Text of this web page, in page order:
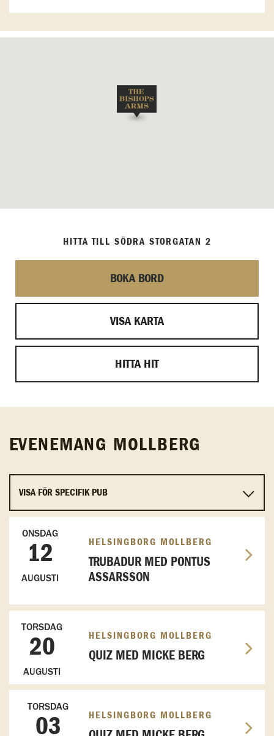
HITTA TILL SÖDRA STORGATAN 2
BOKA BORD
VISA KARTA
HITTA HIT
EVENEMANG MOLLBERG
ONSDAG
12
AUGUSTI
HELSINGBORG MOLLBERG
TRUBADUR MED PONTUS
ASSARSSON
TORSDAG
20
AUGUSTI
HELSINGBORG MOLLBERG
QUIZ MED MICKE BERG
TORSDAG
03 HELSINGBORG MOLLBERG